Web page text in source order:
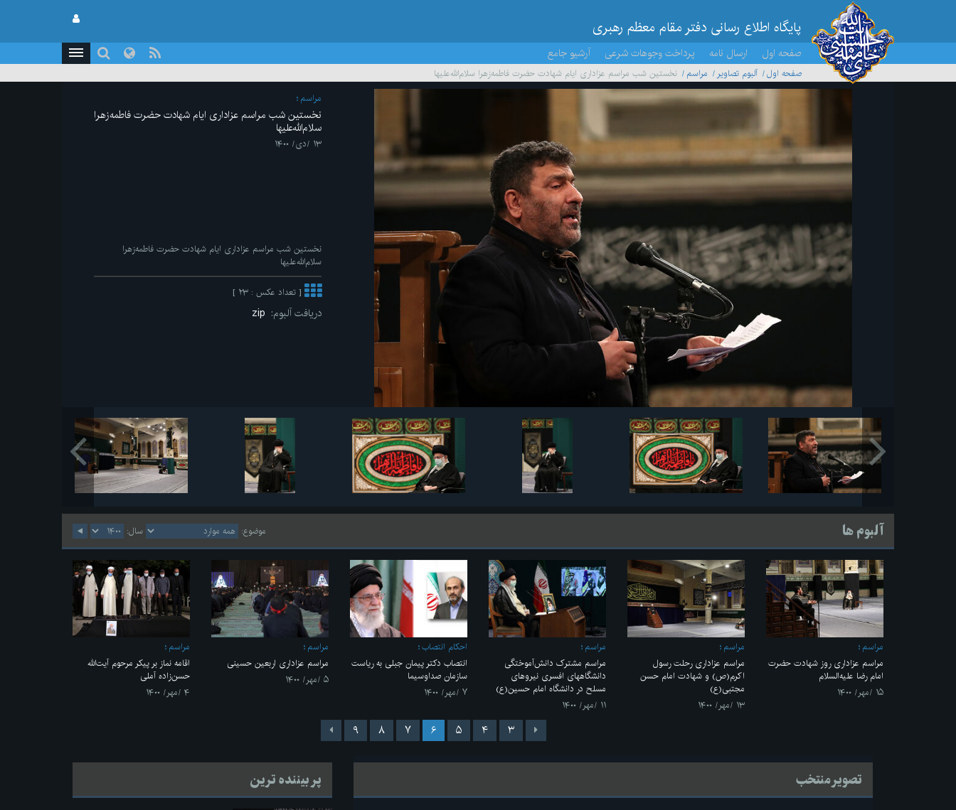
پایگاه اطلاع رسانی دفتر مقام معظم رهبری
صفحه اول ارسال نامه پرداخت وجوهات شرعی آرشیو جامع
صفحه اول آلبوم تصاویر مراسم
نخستین شب مراسم عزاداری ایام شهادت حضرت فاطمه‌زهرا سلام‌الله‌علیها
مراسم
نخستین شب مراسم عزاداری ایام شهادت حضرت فاطمه‌زهرا
سلام‌الله‌علیها
۱۳ /دی/ ۱۴۰۰
نخستین شب مراسم عزاداری ایام شهادت حضرت فاطمه‌زهرا
سلام‌الله‌علیها
[ تعداد عکس : ۲۳ ]
دریافت آلبوم:
آلبوم ها موضوع: سال:
مراسم
مراسم عزاداری روز شهادت حضرت
امام رضا علیه‌السلام
۱۵ /مهر/ ۱۴۰۰
مراسم
مراسم عزاداری رحلت رسول
اکرم(ص) و شهادت امام حسن
مجتبی(ع)
۱۳ /مهر/ ۱۴۰۰
مراسم
مراسم مشترک دانش‌آموختگی
دانشگاههای افسری نیروهای
مسلح در دانشگاه امام حسین(ع)
۱۱ /مهر/ ۱۴۰۰
احکام انتصاب
انتصاب دکتر پیمان جبلی به ریاست
سازمان صداوسیما
۷ /مهر/ ۱۴۰۰
مراسم
مراسم عزاداری اربعین حسینی
۵ /مهر/ ۱۴۰۰
مراسم
اقامه نماز بر پیکر مرحوم آیت‌الله
حسن‌زاده آملی
۴ /مهر/ ۱۴۰۰
۳ ۴ ۵ ۶ ۷ ۸ ۹
تصویر منتخب پر بیننده ترین